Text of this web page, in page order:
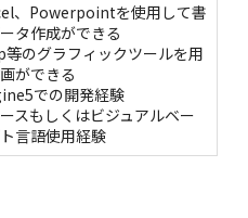
、Powerpointを使用して書
タ作成ができる
のグラフィックツールを用
ができる
での開発経験
スもしくはビジュアルベー
言語使用経験